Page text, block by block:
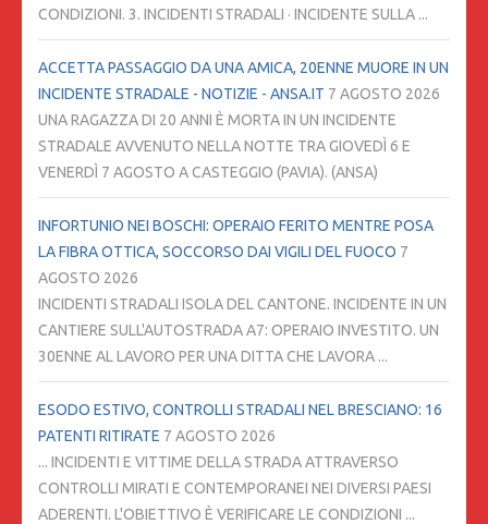
CONDIZIONI. 3. INCIDENTI STRADALI · INCIDENTE SULLA ...
ACCETTA PASSAGGIO DA UNA AMICA, 20ENNE MUORE IN UN
INCIDENTE STRADALE - NOTIZIE - ANSA.IT 7 AGOSTO 2026
UNA RAGAZZA DI 20 ANNI È MORTA IN UN INCIDENTE
STRADALE AVVENUTO NELLA NOTTE TRA GIOVEDÌ 6 E
VENERDÌ 7 AGOSTO A CASTEGGIO (PAVIA). (ANSA)
INFORTUNIO NEI BOSCHI: OPERAIO FERITO MENTRE POSA
LA FIBRA OTTICA, SOCCORSO DAI VIGILI DEL FUOCO 7
AGOSTO 2026
INCIDENTI STRADALI ISOLA DEL CANTONE. INCIDENTE IN UN
CANTIERE SULL'AUTOSTRADA A7: OPERAIO INVESTITO. UN
30ENNE AL LAVORO PER UNA DITTA CHE LAVORA ...
ESODO ESTIVO, CONTROLLI STRADALI NEL BRESCIANO: 16
PATENTI RITIRATE 7 AGOSTO 2026
... INCIDENTI E VITTIME DELLA STRADA ATTRAVERSO
CONTROLLI MIRATI E CONTEMPORANEI NEI DIVERSI PAESI
ADERENTI. L'OBIETTIVO È VERIFICARE LE CONDIZIONI ...